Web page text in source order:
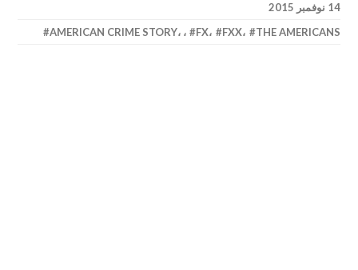
14 نوفمبر 2015
AMERICAN CRIME STORY، ، FX، FXX، THE AMERICANS